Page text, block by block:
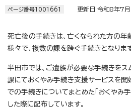
ページ番号1001661 更新日 令和8年7
死亡後の手続きは、亡くなられた方の年
様々で、複数の課を跨ぐ手続きとなります
半田市では、ご遺族が必要な手続きをス
課にておくやみ手続き支援サービスを開
での手続きについてまとめた「おくやみ
した際に配布しています。